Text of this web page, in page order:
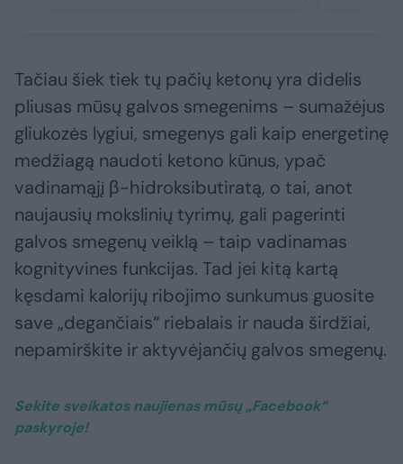
Tačiau šiek tiek tų pačių ketonų yra didelis
pliusas mūsų galvos smegenims – sumažėjus
gliukozės lygiui, smegenys gali kaip energetinę
medžiagą naudoti ketono kūnus, ypač
vadinamąjį β-hidroksibutiratą, o tai, anot
naujausių mokslinių tyrimų, gali pagerinti
galvos smegenų veiklą – taip vadinamas
kognityvines funkcijas. Tad jei kitą kartą
kęsdami kalorijų ribojimo sunkumus guosite
save „degančiais“ riebalais ir nauda širdžiai,
nepamirškite ir aktyvėjančių galvos smegenų.
Sekite sveikatos naujienas mūsų „Facebook“
paskyroje!​